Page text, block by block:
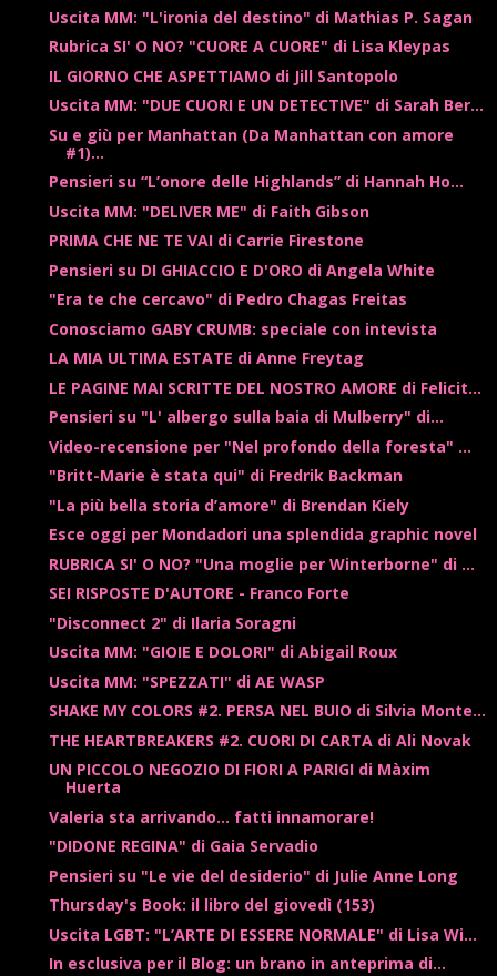
Uscita MM: "L'ironia del destino" di Mathias P. Sagan
Rubrica SI' O NO? "CUORE A CUORE" di Lisa Kleypas
IL GIORNO CHE ASPETTIAMO di Jill Santopolo
Uscita MM: "DUE CUORI E UN DETECTIVE" di Sarah Ber...
Su e giù per Manhattan (Da Manhattan con amore
#1)...
Pensieri su “L’onore delle Highlands” di Hannah Ho...
Uscita MM: "DELIVER ME" di Faith Gibson
PRIMA CHE NE TE VAI di Carrie Firestone
Pensieri su DI GHIACCIO E D'ORO di Angela White
"Era te che cercavo" di Pedro Chagas Freitas
Conosciamo GABY CRUMB: speciale con intevista
LA MIA ULTIMA ESTATE di Anne Freytag
LE PAGINE MAI SCRITTE DEL NOSTRO AMORE di Felicit...
Pensieri su "L' albergo sulla baia di Mulberry" di...
Video-recensione per "Nel profondo della foresta" ...
"Britt-Marie è stata qui" di Fredrik Backman
"La più bella storia d’amore" di Brendan Kiely
Esce oggi per Mondadori una splendida graphic novel
RUBRICA SI' O NO? "Una moglie per Winterborne" di ...
SEI RISPOSTE D'AUTORE - Franco Forte
"Disconnect 2" di Ilaria Soragni
Uscita MM: "GIOIE E DOLORI" di Abigail Roux
Uscita MM: "SPEZZATI" di AE WASP
SHAKE MY COLORS #2. PERSA NEL BUIO di Silvia Monte...
THE HEARTBREAKERS #2. CUORI DI CARTA di Ali Novak
UN PICCOLO NEGOZIO DI FIORI A PARIGI di Màxim
Huerta
Valeria sta arrivando... fatti innamorare!
"DIDONE REGINA" di Gaia Servadio
Pensieri su "Le vie del desiderio" di Julie Anne Long
Thursday's Book: il libro del giovedì (153)
Uscita LGBT: "L’ARTE DI ESSERE NORMALE" di Lisa Wi...
In esclusiva per il Blog: un brano in anteprima di...